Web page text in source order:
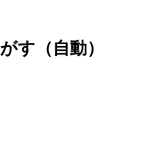
す（自動）